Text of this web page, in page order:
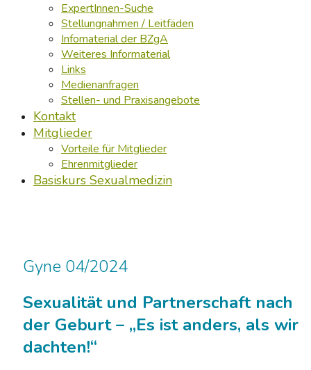
ExpertInnen-Suche
Stellungnahmen / Leitfäden
Infomaterial der BZgA
Weiteres Informaterial
Links
Medienanfragen
Stellen- und Praxisangebote
Kontakt
Mitglieder
Vorteile für Mitglieder
Ehrenmitglieder
Basiskurs Sexualmedizin
Gyne 04/2024
Sexualität und Partnerschaft nach
der Geburt – „Es ist anders, als wir
dachten!“